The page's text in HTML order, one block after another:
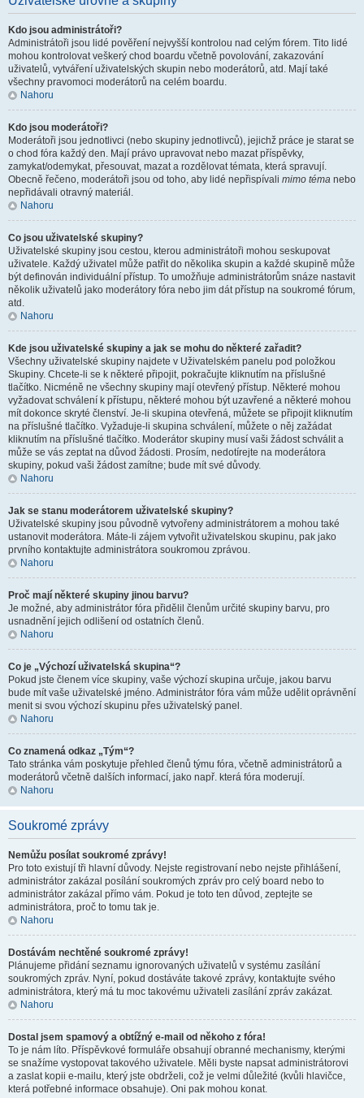
Kdo jsou administrátoři?
Administrátoři jsou lidé pověření nejvyšší kontrolou nad celým fórem. Tito lidé
mohou kontrolovat veškerý chod boardu včetně povolování, zakazování
uživatelů, vytváření uživatelských skupin nebo moderátorů, atd. Mají také
všechny pravomoci moderátorů na celém boardu.
Nahoru
Kdo jsou moderátoři?
Moderátoři jsou jednotlivci (nebo skupiny jednotlivců), jejichž práce je starat se
o chod fóra každý den. Mají právo upravovat nebo mazat příspěvky,
zamykat/odemykat, přesouvat, mazat a rozdělovat témata, která spravují.
Obecně řečeno, moderátoři jsou od toho, aby lidé nepřispívali mimo téma nebo
nepřidávali otravný materiál.
Nahoru
Co jsou uživatelské skupiny?
Uživatelské skupiny jsou cestou, kterou administrátoři mohou seskupovat
uživatele. Každý uživatel může patřit do několika skupin a každé skupině může
být definován individuální přístup. To umožňuje administrátorům snáze nastavit
několik uživatelů jako moderátory fóra nebo jim dát přístup na soukromé fórum,
atd.
Nahoru
Kde jsou uživatelské skupiny a jak se mohu do některé zařadit?
Všechny uživatelské skupiny najdete v Uživatelském panelu pod položkou
Skupiny. Chcete-li se k některé připojit, pokračujte kliknutím na příslušné
tlačítko. Nicméně ne všechny skupiny mají otevřený přístup. Některé mohou
vyžadovat schválení k přístupu, některé mohou být uzavřené a některé mohou
mít dokonce skryté členství. Je-li skupina otevřená, můžete se připojit kliknutím
na příslušné tlačítko. Vyžaduje-li skupina schválení, můžete o něj zažádat
kliknutím na příslušné tlačítko. Moderátor skupiny musí vaši žádost schválit a
může se vás zeptat na důvod žádosti. Prosím, nedotírejte na moderátora
skupiny, pokud vaši žádost zamítne; bude mít své důvody.
Nahoru
Jak se stanu moderátorem uživatelské skupiny?
Uživatelské skupiny jsou původně vytvořeny administrátorem a mohou také
ustanovit moderátora. Máte-li zájem vytvořit uživatelskou skupinu, pak jako
prvního kontaktujte administrátora soukromou zprávou.
Nahoru
Proč mají některé skupiny jinou barvu?
Je možné, aby administrátor fóra přidělil členům určité skupiny barvu, pro
usnadnění jejich odlišení od ostatních členů.
Nahoru
Co je „Výchozí uživatelská skupina“?
Pokud jste členem více skupiny, vaše výchozí skupina určuje, jakou barvu
bude mít vaše uživatelské jméno. Administrátor fóra vám může udělit oprávnění
menit si svou výchozí skupinu přes uživatelský panel.
Nahoru
Co znamená odkaz „Tým“?
Tato stránka vám poskytuje přehled členů týmu fóra, včetně administrátorů a
moderátorů včetně dalších informací, jako např. která fóra moderují.
Nahoru
Soukromé zprávy
Nemůžu posílat soukromé zprávy!
Pro toto existují tři hlavní důvody. Nejste registrovaní nebo nejste přihlášení,
administrátor zakázal posílání soukromých zpráv pro celý board nebo to
administrátor zakázal přímo vám. Pokud je toto ten důvod, zeptejte se
administrátora, proč to tomu tak je.
Nahoru
Dostávám nechtěné soukromé zprávy!
Plánujeme přidání seznamu ignorovaných uživatelů v systému zasílání
soukromých zpráv. Nyní, pokud dostáváte takové zprávy, kontaktujte svého
administrátora, který má tu moc takovému uživateli zasílání zpráv zakázat.
Nahoru
Dostal jsem spamový a obtížný e-mail od někoho z fóra!
To je nám líto. Příspěvkové formuláře obsahují obranné mechanismy, kterými
se snažíme vystopovat takového uživatele. Měli byste napsat administrátorovi
a zaslat kopii e-mailu, který jste obdrželi, což je velmi důležité (kvůli hlavičce,
která potřebné informace obsahuje). Oni pak mohou konat.